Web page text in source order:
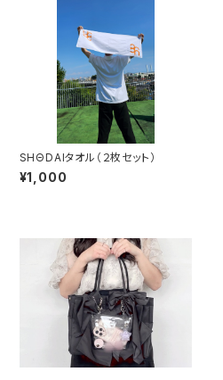
SHΘDAIタオル（２枚セット）
¥1,000